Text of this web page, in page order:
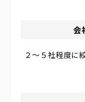
会
２～５社程度に